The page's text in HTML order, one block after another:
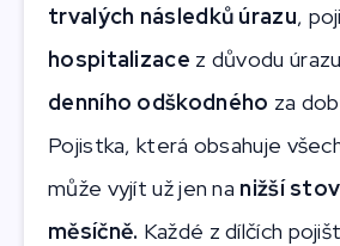
trvalých následků úrazu,
hospitalizace z důvodu
denního odškodného za
Pojistka, která obsahuje
může vyjít už jen na nižší
měsíčně. Každé z dílčích